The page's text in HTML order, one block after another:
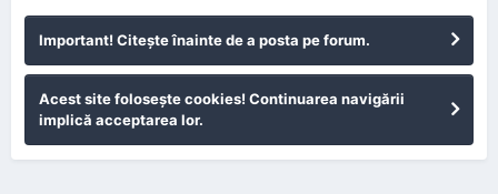
Important! Citeşte înainte de a posta pe forum.
Acest site foloseşte cookies! Continuarea navigării
implică acceptarea lor.